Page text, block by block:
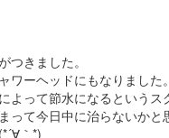
つきました。
ワーヘッドにもなりました。
よって節水になるというス
って今日中に治らないかと
｀*)